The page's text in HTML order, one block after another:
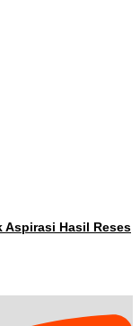
Aspirasi Hasil Reses